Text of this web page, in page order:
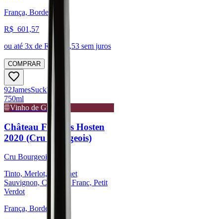
França, Bordeaux
R$ 601,57
ou até 3x de R$ 200,53 sem juros
COMPRAR
92JamesSuckling
750ml
Vinho de Guarda
Château Fourcas Hosten
2020 (Cru Bourgeois)
Cru Bourgeois
Tinto, Merlot, Cabernet
Sauvignon, Cabernet Franc, Petit
Verdot
França, Bordeaux